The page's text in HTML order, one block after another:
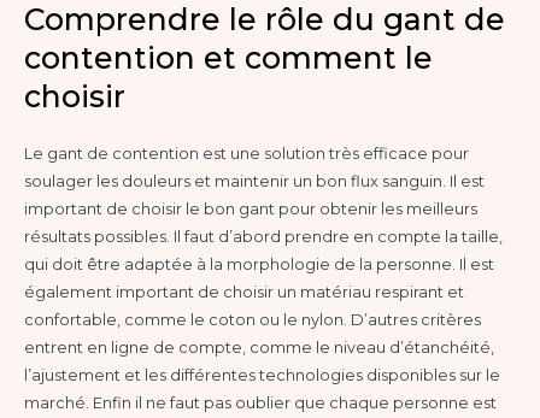
Comprendre le rôle du gant de
contention et comment le
choisir
Le gant de contention est une solution très efficace pour
soulager les douleurs et maintenir un bon flux sanguin. Il est
important de choisir le bon gant pour obtenir les meilleurs
résultats possibles. Il faut d’abord prendre en compte la taille,
qui doit être adaptée à la morphologie de la personne. Il est
également important de choisir un matériau respirant et
confortable, comme le coton ou le nylon. D’autres critères
entrent en ligne de compte, comme le niveau d’étanchéité,
l’ajustement et les différentes technologies disponibles sur le
marché. Enfin il ne faut pas oublier que chaque personne est